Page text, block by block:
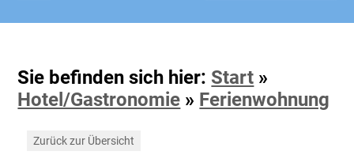
Sie befinden sich hier: Start »
Hotel/Gastronomie » Ferienwohnung
Zurück zur Übersicht